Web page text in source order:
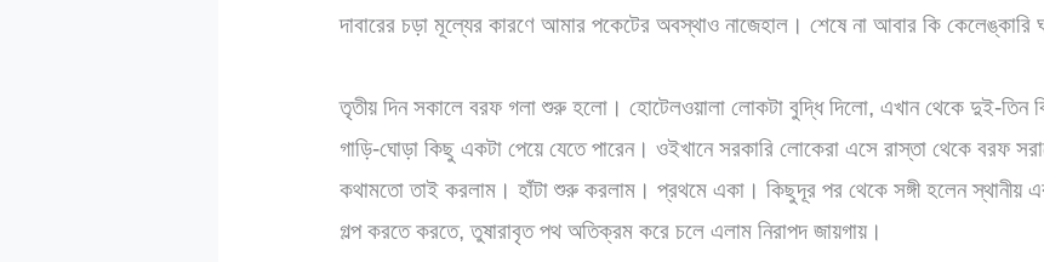
দাবারের চড়া মূল্যের কারণে আমার পকেটের অবস্থাও নাজেহাল। শেষে না আবার কি
তৃতীয় দিন সকালে বরফ গলা শুরু হলো। হোটেলওয়ালা লোকটা বুদ্ধি দিলো, এখান থেকে দুই-তিন
গাড়ি-ঘোড়া কিছু একটা পেয়ে যেতে পারেন। ওইখানে সরকারি লোকেরা এসে রাস্তা থেকে বরফ
কথামতো তাই করলাম। হাঁটা শুরু করলাম। প্রথমে একা। কিছুদূর পর থেকে সঙ্গী হলেন
গল্প করতে করতে, তুষারাবৃত পথ অতিক্রম করে চলে এলাম নিরাপদ জায়গায়।